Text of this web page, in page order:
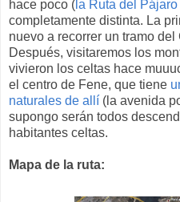
hace poco ( la Ruta del
completamente distinta. La
nuevo a recorrer un tramo
Después, visitaremos los
vivieron los celtas hace
el centro de Fene, que tiene
naturales de allí (la avenida
supongo serán todos
habitantes celtas.
Mapa de la ruta: